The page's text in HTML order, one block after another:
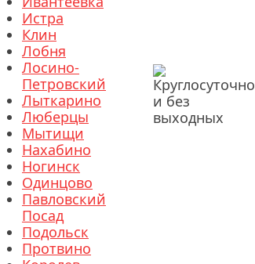
Истра
Клин
Лобня
Лосино-
Петровский
Лыткарино
Люберцы
Мытищи
Нахабино
Ногинск
Одинцово
Павловский
Посад
Подольск
Протвино